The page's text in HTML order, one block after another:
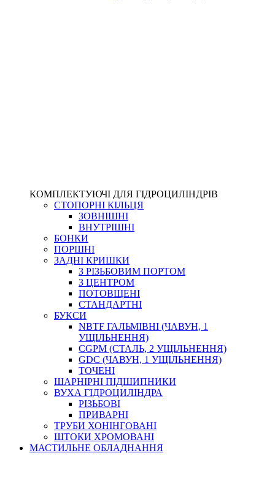
КОМПЛЕКТУЮЧІ ДЛЯ ГІДРОЦИЛІНДРІВ
СТОПОРНІ КІЛЬЦЯ
ЗОВНІШНІ
ВНУТРІШНІ
БОНКИ
ПОРШНІ
ЗАДНІ КРИШКИ
З РІЗЬБОВИМ ПОРТОМ
З ЦЕНТРОМ
ПОТОВЩЕНІ
СТАНДАРТНІ
БУКСИ
NBTF ГАЛЬМІВНІ (ЧАВУН, 1
УЩІЛЬНЕННЯ)
CGPM (СТАЛЬ, 2 УЩІЛЬНЕННЯ)
GDC (ЧАВУН, 1 УЩІЛЬНЕННЯ)
ТОЧЕНІ
ШАРНІРНІ ПІДШИПНИКИ
ВУХА ГІДРОЦИЛІНДРА
РІЗЬБОВІ
ПРИВАРНІ
ТРУБИ ХОНІНГОВАНІ
ШТОКИ ХРОМОВАНІ
МАСТИЛЬНЕ ОБЛАДНАННЯ